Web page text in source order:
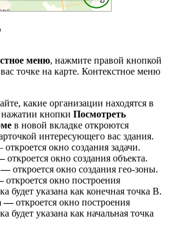
меню, нажмите правой кнопкой
точке на карте. Контекстное меню
какие организации находятся в
кнопки Посмотреть
в новой вкладке откроются
интересующего вас здания.
окно создания задачи.
откроется окно создания объекта.
—откроется окно создания гео-зоны.
откроется окно построения
будет указана как конечная точка В.
—откроется окно построения
будет указана как начальная точка